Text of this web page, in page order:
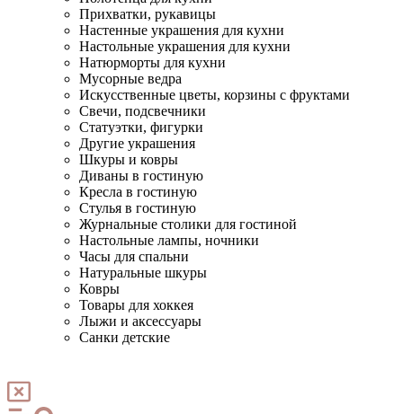
Прихватки, рукавицы
Настенные украшения для кухни
Настольные украшения для кухни
Натюрморты для кухни
Мусорные ведра
Искусственные цветы, корзины с фруктами
Свечи, подсвечники
Статуэтки, фигурки
Другие украшения
Шкуры и ковры
Диваны в гостиную
Кресла в гостиную
Стулья в гостиную
Журнальные столики для гостиной
Настольные лампы, ночники
Часы для спальни
Натуральные шкуры
Ковры
Товары для хоккея
Лыжи и аксессуары
Санки детские